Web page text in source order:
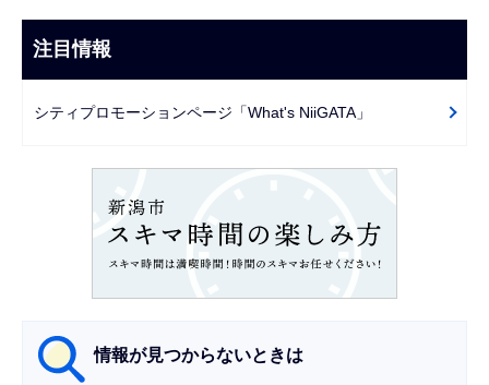
こ
ま
で
ビ
ー
注目情報
シティプロモーションページ「What's NiiGATA」
情報が見つからないときは